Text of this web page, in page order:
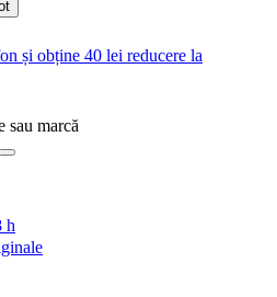
și obține 40 lei reducere la
sau marcă
h